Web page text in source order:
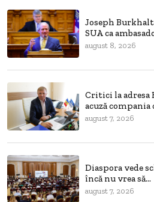
Joseph
SUA ca
august 8, 2026
Critici la adresa
acuză compania
august 7, 2026
Diaspora vede
încă nu vrea să...
august 7, 2026